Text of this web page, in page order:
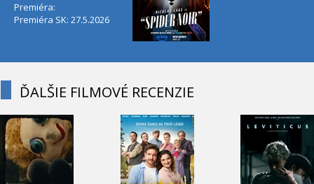
Premiéra:
Premiéra SK: 27.5.2026
ĎALŠIE FILMOVÉ RECENZIE